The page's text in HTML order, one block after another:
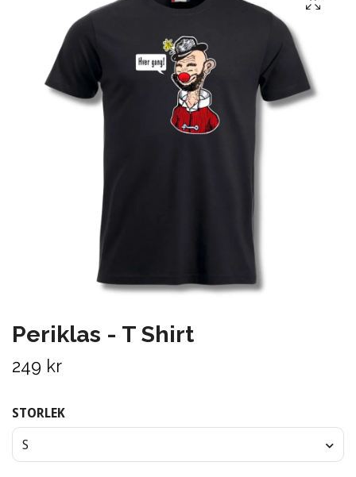
Periklas - T Shirt
249 kr
STORLEK
S